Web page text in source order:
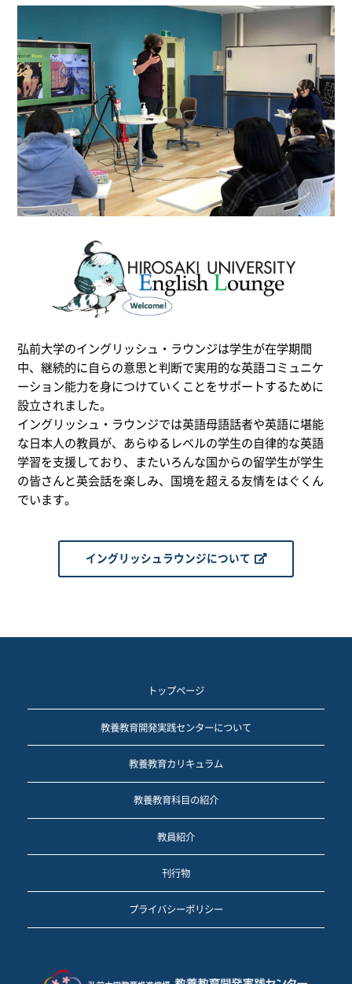
弘前大学のイングリッシュ・ラウンジは学生が在学期間
中、継続的に自らの意思と判断で実用的な英語コミュニケ
ーション能力を身につけていくことをサポートするために
設立されました。
イングリッシュ・ラウンジでは英語母語話者や英語に堪能
な日本人の教員が、あらゆるレベルの学生の自律的な英語
学習を支援しており、またいろんな国からの留学生が学生
の皆さんと英会話を楽しみ、国境を超える友情をはぐくん
でいます。
イングリッシュラウンジについて
トップページ
教養教育開発実践センターについて
教養教育カリキュラム
教養教育科目の紹介
教員紹介
刊行物
プライバシーポリシー